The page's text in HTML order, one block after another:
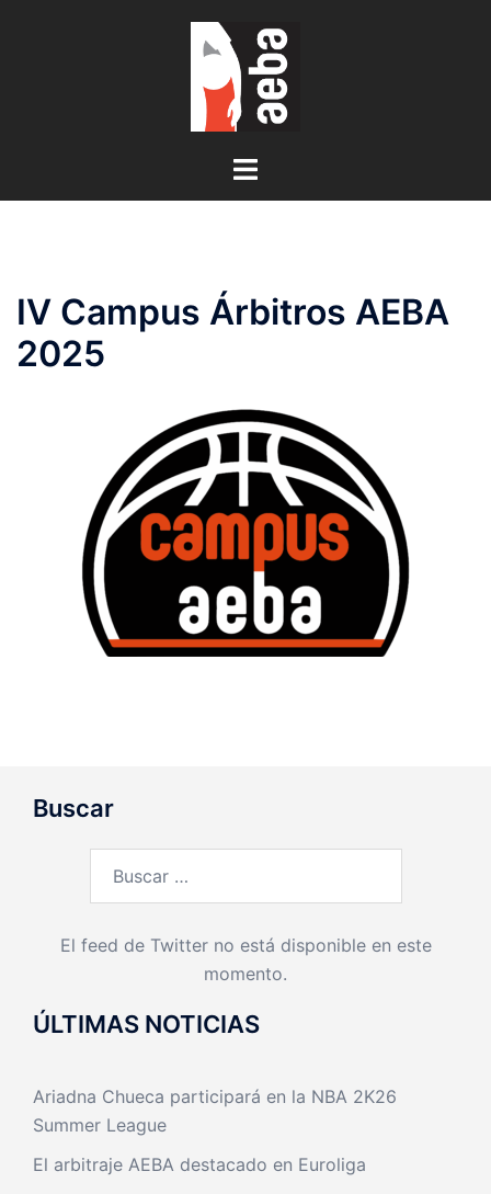
Alternar
IV Campus Árbitros AEBA
2025
Buscar
El feed de Twitter no está disponible en este
momento.
ÚLTIMAS NOTICIAS
Ariadna Chueca participará en la NBA 2K26
Summer League
El arbitraje AEBA destacado en Euroliga